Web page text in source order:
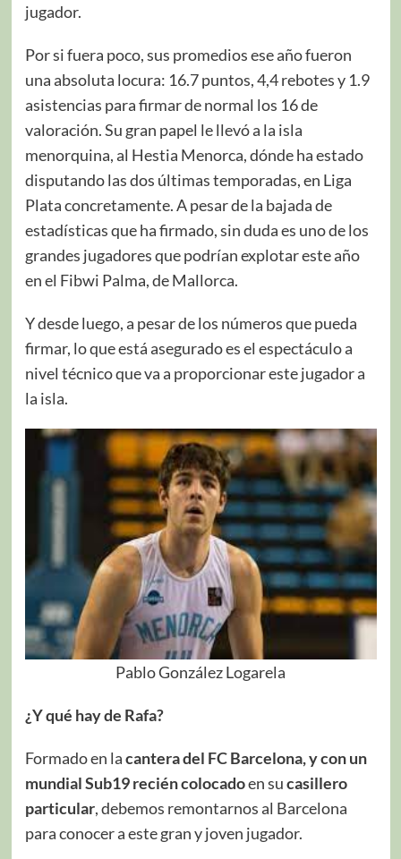
jugador.
Por si fuera poco, sus promedios ese año fueron
una absoluta locura: 16.7 puntos, 4,4 rebotes y 1.9
asistencias para firmar de normal los 16 de
valoración. Su gran papel le llevó a la isla
menorquina, al Hestia Menorca, dónde ha estado
disputando las dos últimas temporadas, en Liga
Plata concretamente. A pesar de la bajada de
estadísticas que ha firmado, sin duda es uno de los
grandes jugadores que podrían explotar este año
en el Fibwi Palma, de Mallorca.
Y desde luego, a pesar de los números que pueda
firmar, lo que está asegurado es el espectáculo a
nivel técnico que va a proporcionar este jugador a
la isla.
Pablo González Logarela
¿Y qué hay de Rafa?
Formado en lacantera del FC Barcelona, y con un
mundial Sub19 recién colocadoen sucasillero
particular, debemos remontarnos al Barcelona
para conocer a este gran y joven jugador.